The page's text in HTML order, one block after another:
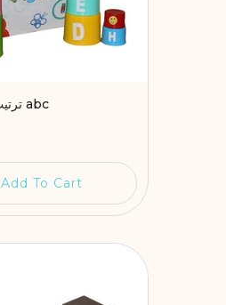
ترتيب اكواب 9 قطع abc
Add To Cart